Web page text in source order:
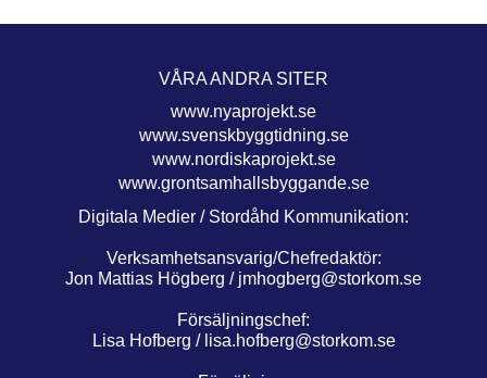
VÅRA ANDRA SITER
www.nyaprojekt.se
www.svenskbyggtidning.se
www.nordiskaprojekt.se
www.grontsamhallsbyggande.se
Digitala Medier / Stordåhd Kommunikation:
Verksamhetsansvarig/Chefredaktör:
Jon Mattias Högberg / jmhogberg@storkom.se
Försäljningschef:
Lisa Hofberg / lisa.hofberg@storkom.se